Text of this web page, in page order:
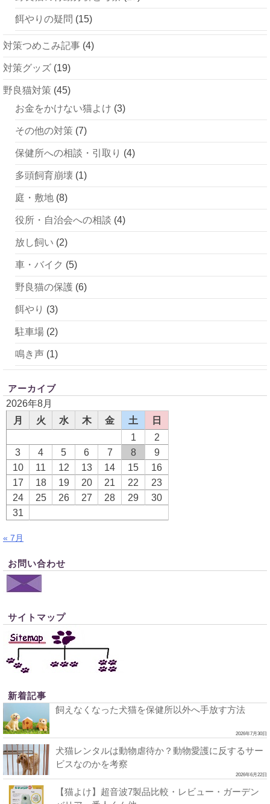
餌やりの疑問 (15)
対策つめこみ記事 (4)
対策グッズ (19)
野良猫対策 (45)
お金をかけない猫よけ (3)
その他の対策 (7)
保健所への相談・引取り (4)
多頭飼育崩壊 (1)
庭・敷地 (8)
役所・自治会への相談 (4)
放し飼い (2)
車・バイク (5)
野良猫の保護 (6)
餌やり (3)
駐車場 (2)
鳴き声 (1)
アーカイブ
2026年8月
月
火 水 木 金 土
日
1
2
3
4 5 6 7 8
9
10
11 12 13 14 15
16
17
18 19 20 21 22
23
24
25 26 27 28 29
30
31
« 7月
お問い合わせ
サイトマップ
新着記事
飼えなくなった犬猫を保健所以外へ手放す方法
2026年7月30日
犬猫レンタルは動物虐待か？動物愛護に反するサー
ビスなのかを考察
2026年6月22日
【猫よけ】超音波7製品比較・レビュー・ガーデン